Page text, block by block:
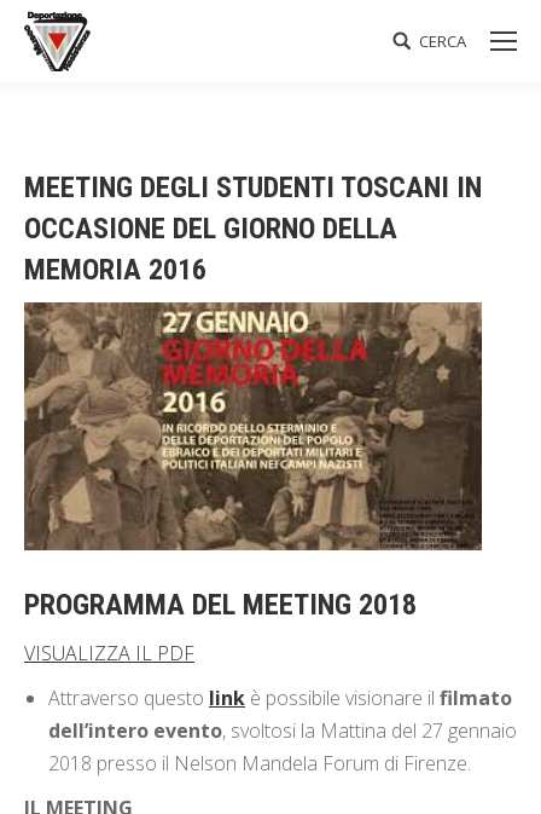
Search:
CERCA
MEETING DEGLI STUDENTI TOSCANI IN
OCCASIONE DEL GIORNO DELLA
MEMORIA 2016
PROGRAMMA DEL MEETING 2018
VISUALIZZA IL PDF
Attraverso questo link è possibile visionare il filmato
dell’intero evento, svoltosi la Mattina del 27 gennaio
2018 presso il Nelson Mandela Forum di Firenze.
IL MEETING